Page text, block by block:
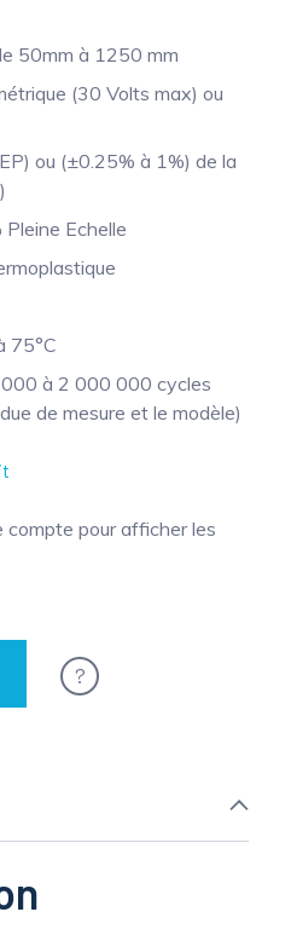
50mm à 1250 mm
(30 Volts max) ou
ou (±0.25% à 1%) de la
Echelle
75°C
à 2 000 000 cycles
de mesure et le modèle)
pour afficher les
?